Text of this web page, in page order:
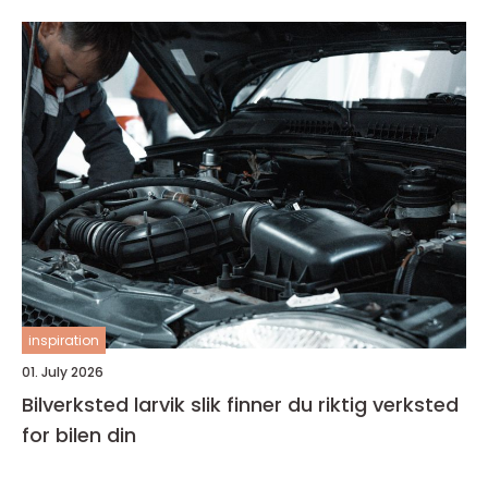
inspiration
01. July 2026
Bilverksted larvik slik finner du riktig verksted
for bilen din